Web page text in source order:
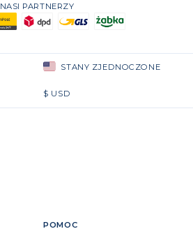
NASI PARTNERZY
STANY ZJEDNOCZONE
$ USD
POMOC